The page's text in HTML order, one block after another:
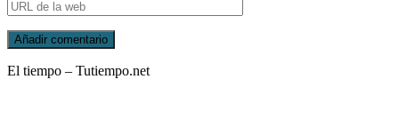
El tiempo – Tutiempo.net